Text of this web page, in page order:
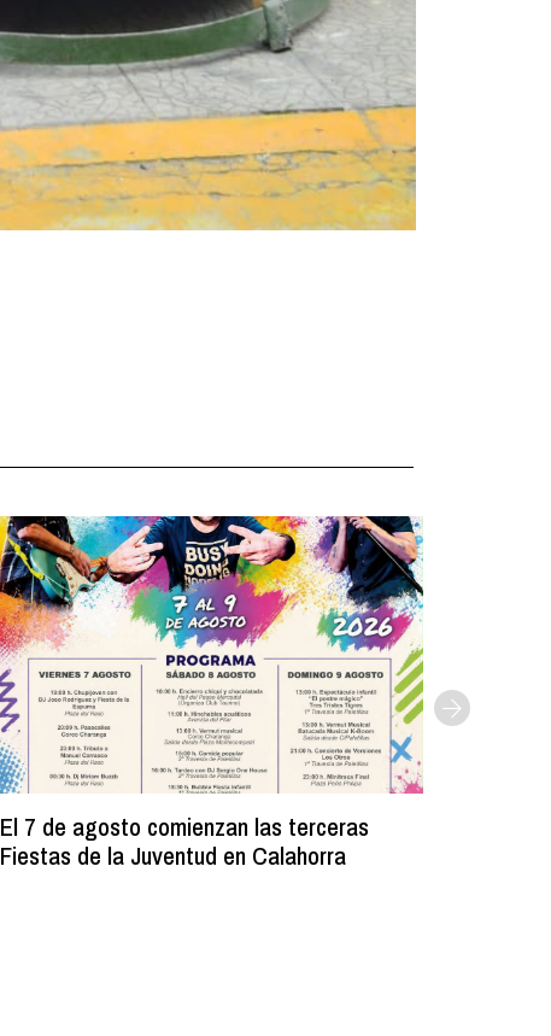
El 7 de agosto comienzan las terceras
Fiestas de la Juventud en Calahorra